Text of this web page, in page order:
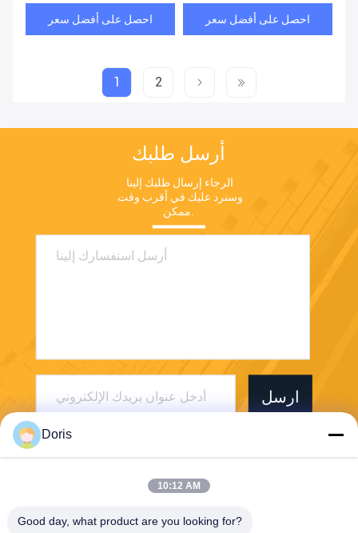
احصل على أفضل سعر احصل على أفضل سعر
1 2
أرسل طلبك
ممكن.
ارسل
Jiaxing Burgmann Mechanical Seal Co., Ltd.
Doris
10:12 AM
Good day, what product are you looking for?